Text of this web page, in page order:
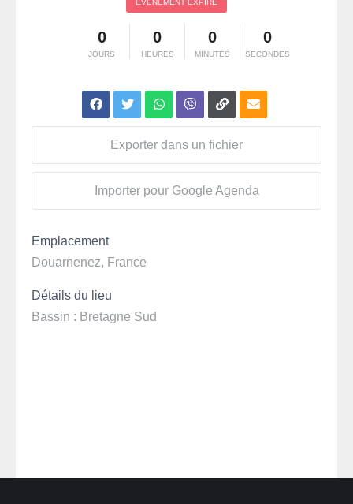
ÉVÉNEMENT EXPIRÉ
0
JOURS
0
HEURES
0
MINUTES
0
SECONDES
Exporter dans un fichier
Importer pour Google Agenda
Emplacement
Douarnenez, France
Détails du lieu
Bassin : Bretagne Sud